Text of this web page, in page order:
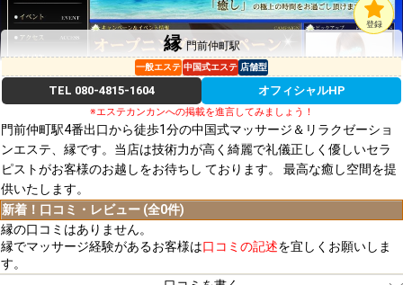
縁門前仲町駅
登録
一般エステ 中国式エステ 店舗型
TEL 080-4815-1604 オフィシャルHP
※エステカンカンへの掲載を進言してみましょう！
門前仲町駅4番出口から徒歩1分の中国式マッサージ＆リラクゼーショ
ンエステ、縁です。当店は技術力が高く綺麗で礼儀正しく優しいセラ
ピストがお客様のお越しをお待ちし ております。 最高な癒し空間を提
供いたします。
新着！口コミ・レビュー (全0件)
縁の口コミはありません。
縁でマッサージ経験があるお客様は口コミの記述を宜しくお願いしま
す。